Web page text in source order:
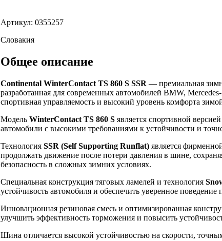
Артикул: 0355257
Словакия
Общее описание
Continental WinterContact TS 860 S SSR — премиальная
разработанная для современных автомобилей BMW,
спортивная управляемость и высокий уровень комфорта
Модель WinterContact TS 860 S является спортивной
автомобили с высокими требованиями к устойчивости и
Технология SSR (Self Supporting Runflat) является
продолжать движение после потери давления в шине,
безопасность в сложных зимних условиях.
Специальная конструкция тяговых ламелей и технология
устойчивость автомобиля и обеспечить уверенное
Инновационная резиновая смесь и оптимизированная
улучшить эффективность торможения и повысить
Шина отличается высокой устойчивостью на скорости,